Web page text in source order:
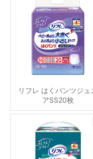
リフレ はくパンツジュ
アSS20枚